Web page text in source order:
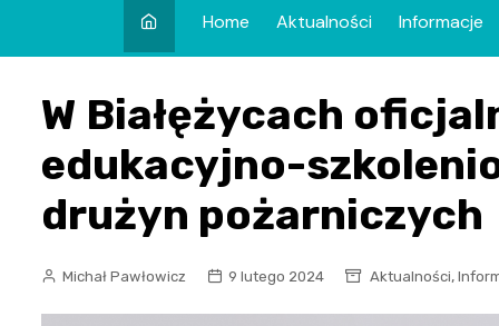
Home Aktualności Informacje
W Białężycach
edukacyjno-
drużyn pożarniczych
Michał Pawłowicz 9 lutego 2024 Aktualności,